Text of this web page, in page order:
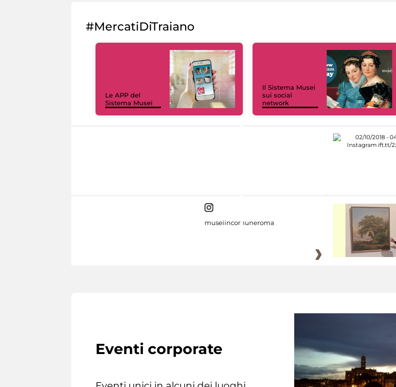
#MercatiDiTraiano
Le APP del
Sistema Musei
Il Sistema Musei
sui social
network
museiincomuneroma
Eventi corporate